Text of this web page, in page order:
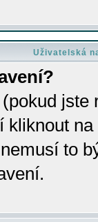
Uživatelská
kliknout
to